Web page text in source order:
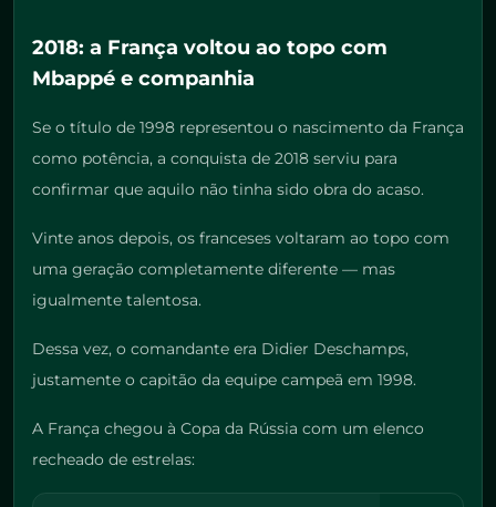
2018: a França voltou ao topo com
Mbappé e companhia
Se o título de 1998 representou o nascimento da França
como potência, a conquista de 2018 serviu para
confirmar que aquilo não tinha sido obra do acaso.
Vinte anos depois, os franceses voltaram ao topo com
uma geração completamente diferente — mas
igualmente talentosa.
Dessa vez, o comandante era Didier Deschamps,
justamente o capitão da equipe campeã em 1998.
A França chegou à Copa da Rússia com um elenco
recheado de estrelas: